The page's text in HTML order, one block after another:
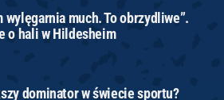
wylęgarnia much. To obrzydliwe”.
o hali w Hildesheim
dominator w świecie sportu?